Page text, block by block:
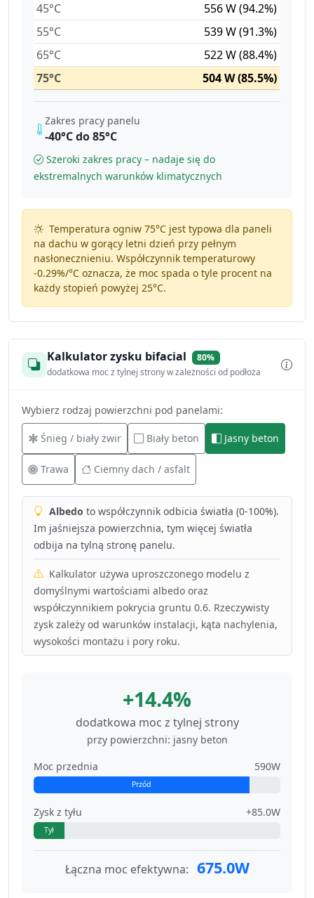
45°C
556 W (94.2%)
55°C
539 W (91.3%)
65°C
522 W (88.4%)
75°C
504 W (85.5%)
Zakres pracy panelu
-40°C do 85°C
Szeroki zakres pracy – nadaje się do
ekstremalnych warunków klimatycznych
Temperatura ogniw 75°C jest typowa dla paneli
na dachu w gorący letni dzień przy pełnym
nasłonecznieniu. Współczynnik temperaturowy
-0.29%/°Coznacza, że moc spada o tyle procent na
każdy stopień powyżej 25°C.
Kalkulator zysku bifacial
80%
dodatkowa moc z tylnej strony w zależności od podłoża
Wybierz rodzaj powierzchni pod panelami:
Śnieg / biały żwir Biały beton Jasny beton
Trawa Ciemny dach / asfalt
Albedo to współczynnik odbicia światła (0-100%).
Im jaśniejsza powierzchnia, tym więcej światła
odbija na tylną stronę panelu.
Kalkulator używa uproszczonego modelu z
domyślnymi wartościami albedo oraz
współczynnikiem pokrycia gruntu 0.6. Rzeczywisty
zysk zależy od warunków instalacji, kąta nachylenia,
wysokości montażu i pory roku.
+14.4%
dodatkowa moc z tylnej strony
przy powierzchni: jasny beton
Moc przednia
590W
Przód
Zysk z tyłu +85.0W
Tył
Łączna moc efektywna: 675.0W